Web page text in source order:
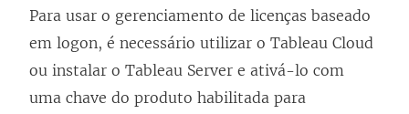
Para usar o gerenciamento de licenças baseado
em logon, é necessário utilizar o Tableau Cloud
ou instalar o Tableau Server e ativá-lo com
uma chave do produto habilitada para